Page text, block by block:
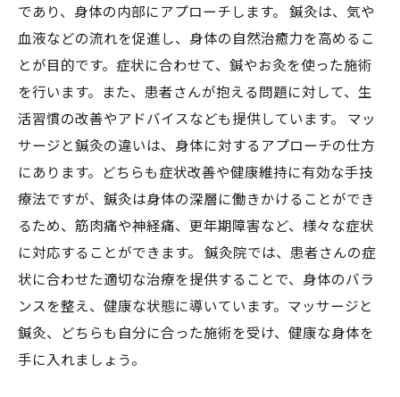
であり、身体の内部にアプローチします。 鍼灸は、気や
血液などの流れを促進し、身体の自然治癒力を高めるこ
とが目的です。症状に合わせて、鍼やお灸を使った施術
を行います。また、患者さんが抱える問題に対して、生
活習慣の改善やアドバイスなども提供しています。 マッ
サージと鍼灸の違いは、身体に対するアプローチの仕方
にあります。どちらも症状改善や健康維持に有効な手技
療法ですが、鍼灸は身体の深層に働きかけることができ
るため、筋肉痛や神経痛、更年期障害など、様々な症状
に対応することができます。 鍼灸院では、患者さんの症
状に合わせた適切な治療を提供することで、身体のバラ
ンスを整え、健康な状態に導いています。マッサージと
鍼灸、どちらも自分に合った施術を受け、健康な身体を
手に入れましょう。